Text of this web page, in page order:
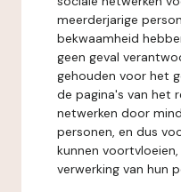
meerderjarige
bekwaamheid
geen geval
gehouden voor het
de pagina's van het
netwerken door
personen, en dus
kunnen
verwerking van hun